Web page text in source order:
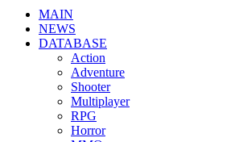
MAIN
NEWS
DATABASE
Action
Adventure
Shooter
Multiplayer
RPG
Horror